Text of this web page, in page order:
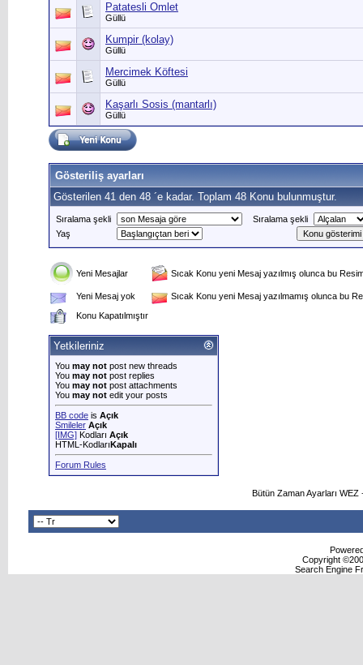
Patatesli Omlet
Güllü
Kumpir (kolay)
Güllü
Mercimek Köftesi
Güllü
Kaşarlı Sosis (mantarlı)
Güllü
Gösteriliş ayarları
Gösterilen 41 den 48 ´e kadar. Toplam 48 Konu bulunmuştur.
Sıralama şekli
Sıralama şekli
Yaş
Yeni Mesajlar Sıcak Konu yeni Mesaj yazılmış olunca bu
Yeni Mesaj yok
Sıcak Konu yeni Mesaj yazılmamış olunca bu
Konu Kapatılmıştır
Yetkileriniz
You may not post new threads
You may not post replies
You may not post attachments
You may not edit your posts
BB code is Açık
Smileler Açık
[IMG] Kodları Açık
HTML-KodlarıKapalı
Forum Rules
Bütün Zaman Ayarları
Copyright
Search Engine